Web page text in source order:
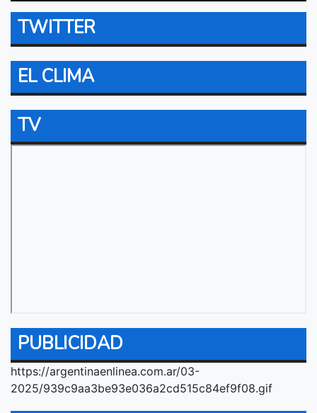
TWITTER
EL CLIMA
TV
PUBLICIDAD
https://argentinaenlinea.com.ar/03-
2025/939c9aa3be93e036a2cd515c84ef9f08.gif